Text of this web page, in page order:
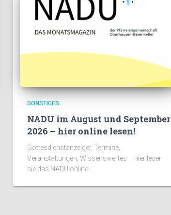
SONSTIGES
NADU im August und September
2026 – hier online lesen!
Gottesdienstanzeiger, Termine,
Veranstaltungen, WIssenswertes – hier lesen
sie das NADU online!